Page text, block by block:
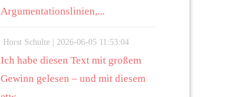
Argumentationslinien,...
Horst Schulte | 2026-06-05 11:53:04
Ich habe diesen Text mit großem
Gewinn gelesen – und mit diesem